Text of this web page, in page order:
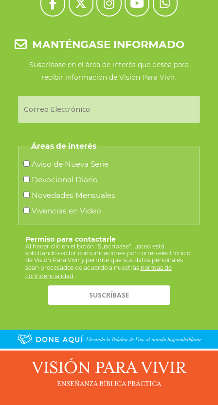
MANTÉNGASE INFORMADO
Suscríbase en el área de interés que desea para
recibir información de Visión Para Vivir.
Áreas de interés
Aviso de Nueva Serie
Devocional Diario
Novedades Mensuales
Vivencias en Video
Permiso para contactarle
Al hacer clic en el botón “Suscríbase”, usted está
solicitando recibir comunicaciones por correo electrónico
de Visión Para Vivir y permite que sus datos personales
sean procesados de acuerdo a nuestras normas de
confidencialidad.
VISIÓN PARA VIVIR
ENSEÑANZA BÍBLICA PRÁCTICA